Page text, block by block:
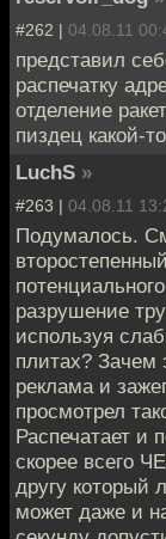
#262 | 04.08.11
представил
распечатку
отделение
пиздец какой-
LuchS »
#263 | 04.08.11
Подумалось.
разрушение
используя
плитах? Зачем
реклама и
просмотрел
Распечатает и
скорее всего
другу который
может даже и